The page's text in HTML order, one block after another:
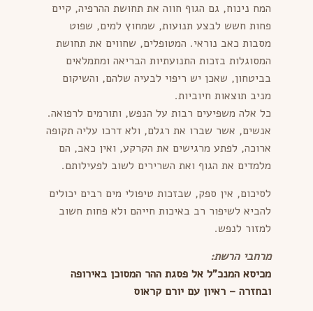
המח נינוח, גם הגוף חווה את תחושת ההרפיה, קיים
פחות חשש לבצע תנועות, שמחוץ למים, שפוט
מסבות כאב נוראי. המטופלים, שחווים את תחושת
המסוגלות בזכות התנועתיות הבריאה ומתמלאים
בביטחון, שאכן יש ריפוי לבעיה שלהם, והשיקום
מניב תוצאות חיוביות.
כל אלה משפיעים רבות על הנפש, ותורמים לרפואה.
אנשים, אשר שברו את רגלם, ולא דרכו עליה תקופה
ארוכה, לפתע מרגישים את הקרקע, ואין כאב, הם
מלמדים את הגוף ואת השרירים לשוב לפעילותם.
לסיכום, אין ספק, שבזכות טיפולי מים רבים יכולים
להביא לשיפור רב באיכות חייהם ולא פחות חשוב
למזור לנפש.
מרחבי הרשת:
מכיסא המנכ"ל אל פסגת ההר המסוכן באירופה
ובחזרה – ראיון עם יורם קראוס